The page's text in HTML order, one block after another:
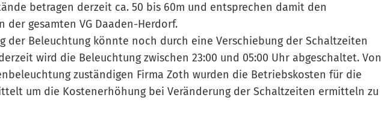
betragen derzeit ca. 50 bis 60m und entsprechen damit den
gesamten VG Daaden-Herdorf.
der Beleuchtung könnte noch durch eine Verschiebung der Schaltzeiten
wird die Beleuchtung zwischen 23:00 und 05:00 Uhr abgeschaltet. Von
zuständigen Firma Zoth wurden die Betriebskosten für die
um die Kostenerhöhung bei Veränderung der Schaltzeiten ermitteln zu